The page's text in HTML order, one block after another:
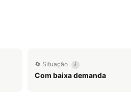
🔄 Situação i
Com baixa demanda